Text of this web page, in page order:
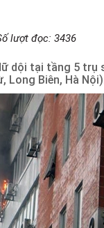
lượt đọc: 3436
dội tại tầng 5 trụ
Long Biên, Hà